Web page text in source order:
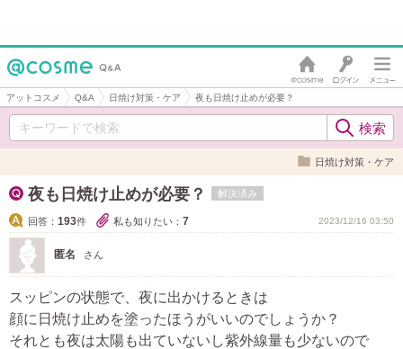
アットコスメ Q&A 日焼け対策・ケア 夜も日焼け止めが必要？
日焼け対策・ケア
夜も日焼け止めが必要？ 解決済み
回答： 193件 私も知りたい： 7 2023/12/16 03:50
匿名 さん
スッピンの状態で、夜に出かけるときは
顔に日焼け止めを塗ったほうがいいのでしょうか？
それとも夜は太陽も出ていないし紫外線量も少ないので